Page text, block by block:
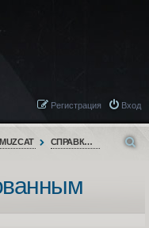
Вход
Регистрация
MUZCAT СПРАВКА ПО РЕАЛИЗОВАННЫМ ФУНКЦИЯМ